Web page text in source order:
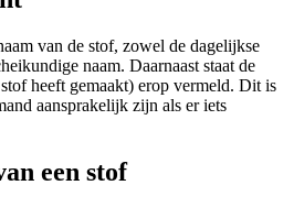
van de stof, zowel de dagelijkse
naam. Daarnaast staat de
heeft gemaakt) erop vermeld. Dit is
aansprakelijk zijn als er iets
een stof